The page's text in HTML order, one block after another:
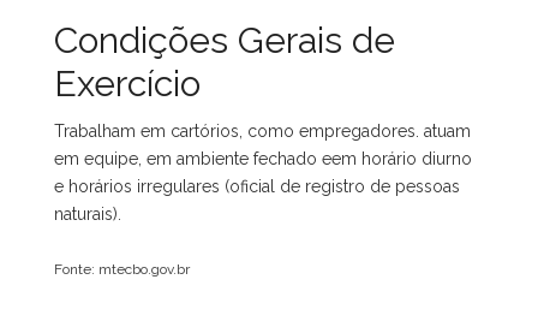
Condições Gerais de
Exercício
Trabalham em cartórios, como empregadores. atuam
em equipe, em ambiente fechado eem horário diurno
e horários irregulares (oficial de registro de pessoas
naturais).
Fonte: mtecbo.gov.br